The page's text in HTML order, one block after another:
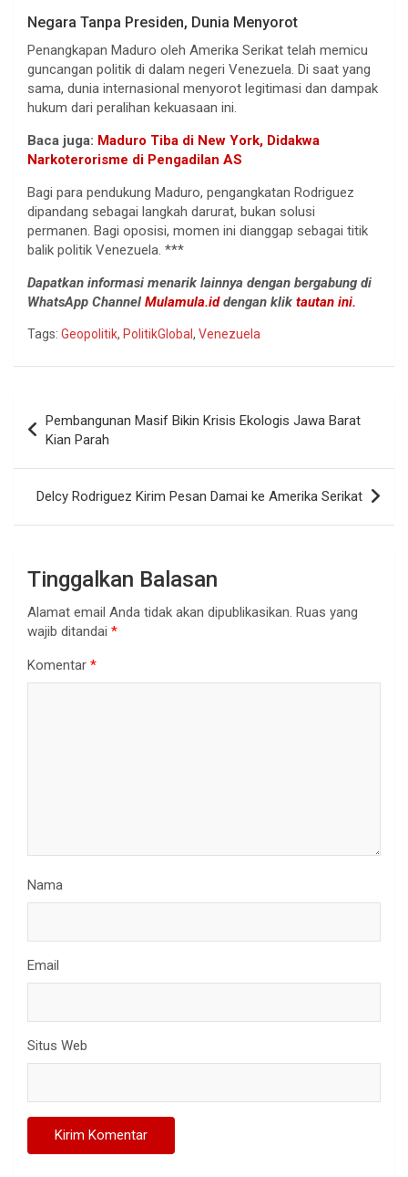
Negara Tanpa Presiden, Dunia Menyorot
Penangkapan Maduro oleh Amerika Serikat telah memicu
guncangan politik di dalam negeri Venezuela. Di saat yang
sama, dunia internasional menyorot legitimasi dan dampak
hukum dari peralihan kekuasaan ini.
Baca juga: Maduro Tiba di New York, Didakwa
Narkoterorisme di Pengadilan AS
Bagi para pendukung Maduro, pengangkatan Rodriguez
dipandang sebagai langkah darurat, bukan solusi
permanen. Bagi oposisi, momen ini dianggap sebagai titik
balik politik Venezuela. ***
Dapatkan informasi menarik lainnya dengan bergabung di
WhatsApp Channel Mulamula.iddengan klik tautan ini.
Tags: Geopolitik, PolitikGlobal , Venezuela
pos
Pembangunan Masif Bikin Krisis Ekologis Jawa Barat
Kian Parah
Delcy Rodriguez Kirim Pesan Damai ke Amerika Serikat
Tinggalkan Balasan
Alamat email Anda tidak akan dipublikasikan. Ruas yang
wajib ditandai *
Komentar *
Nama
Email
Situs Web